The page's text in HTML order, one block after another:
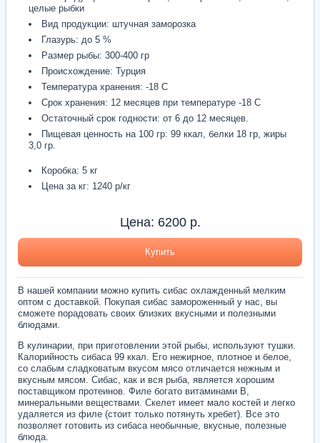
целые рыбки
Вид продукции: штучная заморозка
Глазурь: до 5 %
Размер рыбы: 300-400 гр
Происхождение: Турция
Температура хранения: -18 С
Срок хранения: 12 месяцев при температуре -18 С
Остаточный срок годности: от 6 до 12 месяцев.
Пищевая ценность на 100 гр: 99 ккал, белки 18 гр, жиры
3,0 гр.
Коробка: 5 кг
Цена за кг: 1240 р/кг
Цена: 6200р.
Купить
В нашей компании можно купить сибас охлажденный мелким
оптом с доставкой. Покупая сибас замороженный у нас, вы
сможете порадовать своих близких вкусными и полезными
блюдами.
В кулинарии, при приготовлении этой рыбы, используют тушки.
Калорийность сибаса 99 ккал. Его нежирное, плотное и белое,
со слабым сладковатым вкусом мясо отличается нежным и
вкусным мясом. Сибас, как и вся рыба, является хорошим
поставщиком протеинов. Филе богато витаминами В,
минеральными веществами. Скелет имеет мало костей и легко
удаляется из филе (стоит только потянуть хребет). Все это
позволяет готовить из сибаса необычные, вкусные, полезные
блюда.